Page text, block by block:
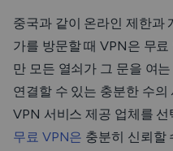
중국과 같이 온라인 제한과
가를 방문할 때 VPN은 무
만 모든 열쇠가 그 문을 여
연결할 수 있는 충분한 수
VPN 서비스 제공 업체를
무료 VPN은 충분히 신뢰할